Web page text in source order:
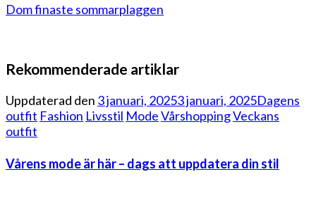
Dom finaste sommarplaggen
Rekommenderade artiklar
Uppdaterad den 3 januari, 20253 januari, 2025Dagens
outfit Fashion Livsstil ModeVårshoppingVeckans
outfit
Vårens mode är här – dags att uppdatera din stil